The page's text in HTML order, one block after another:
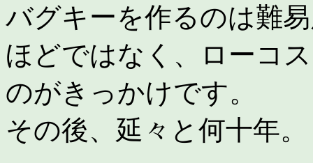
バグキーを作るのは難
ほどではなく、ローコ
のがきっかけです。
その後、延々と何十年